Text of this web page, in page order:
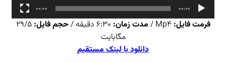
00:00
00:00
فرمت فایل: Mp4 / مدت زمان: حجم فایل: ۲۹/۵
مگابایت
دانلود با لینک مستقیم